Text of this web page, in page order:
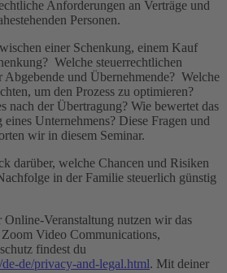
Anforderungen an Verträge und
Personen.
einer Schenkung, einem Kauf
Welche steuerrechtlichen
Abgebende und Übernehmende? Welche
um den Prozess zu optimieren?
nach der Übertragung? Wie bewertet das
Unternehmens? Diese Fragen und
wir in diesem Seminar.
darüber, welche Chancen und Risiken
in der Familie steuerlich günstig
Veranstaltung nutzen wir das
Video Communications,
findest du
de/privacy-and-legal.html. Mit deiner